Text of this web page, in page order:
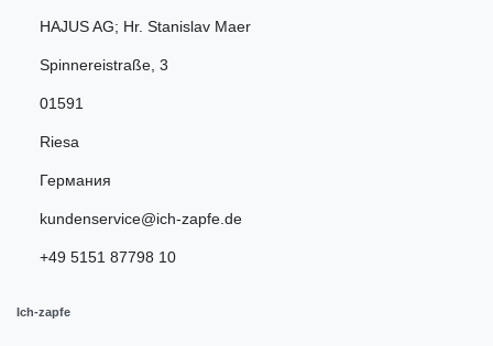
HAJUS AG; Hr. Stanislav Maer
Spinnereistraße 3
01591
Riesa
Германия
kundenservice@ich-zapfe.de
+49 5151 87798 10
Ich-zapfe